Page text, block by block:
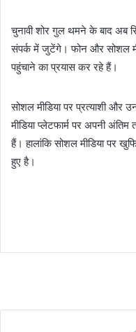
चुनावी शोर गुल थमने के बाद अब
संपर्क में जुटेंगे। फोन और सोशल
पहुंचाने का प्रयास कर रहे हैं।
सोशल मीडिया पर प्रत्याशी
मीडिया प्लेटफार्म पर अपनी
हैं। हालांकि सोशल मीडिया पर
हुए है।